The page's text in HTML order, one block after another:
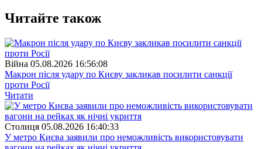
Читайте також
Війна 05.08.2026 16:56:08
Макрон після удару по Києву закликав посилити санкції
проти Росії
Читати
Столиця 05.08.2026 16:40:33
У метро Києва заявили про неможливість використовувати